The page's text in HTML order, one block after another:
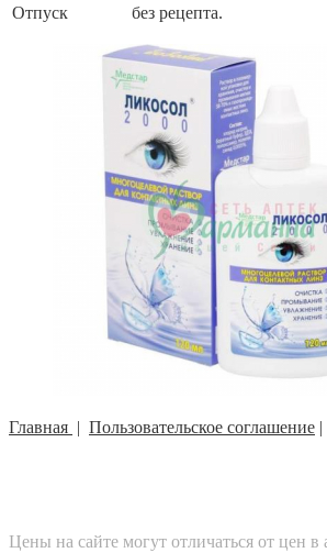
Отпуск
без рецепта.
Главная | Пользовательское соглашение |
Цены на сайте могут отличаться от цен